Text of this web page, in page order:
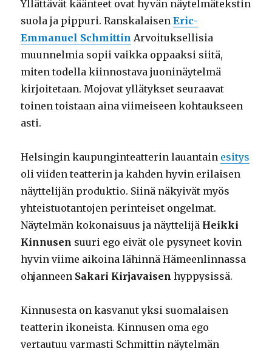
Yllättävät käänteet ovat hyvän näytelmätekstin
suola ja pippuri. RanskalaisenEric-
Emmanuel Schmittin Arvoituksellisia
muunnelmia sopii vaikka oppaaksi siitä,
miten todella kiinnostava juoninäytelmä
kirjoitetaan. Mojovat yllätykset seuraavat
toinen toistaan aina viimeiseen kohtaukseen
asti.
Helsingin kaupunginteatterin lauantain esitys
oli viiden teatterin ja kahden hyvin erilaisen
näyttelijän produktio. Siinä näkyivät myös
yhteistuotantojen perinteiset ongelmat.
Näytelmän kokonaisuus ja näyttelijä Heikki
Kinnusen suuri ego eivät ole pysyneet kovin
hyvin viime aikoina lähinnä Hämeenlinnassa
ohjanneen Sakari Kirjavaisen hyppysissä.
Kinnusesta on kasvanut yksi suomalaisen
teatterin ikoneista. Kinnusen oma ego
vertautuu varmasti Schmittin näytelmän